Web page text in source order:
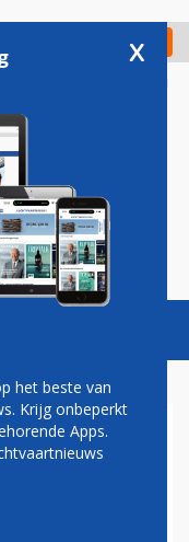
Check in
Vacatures
WIL
x
het beste van
Krijg onbeperkt
Apps.